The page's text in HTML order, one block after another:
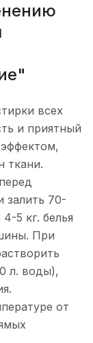
всех
и приятный
ткани.
залить 70-
5 кг. белья
При
л. воды),
от